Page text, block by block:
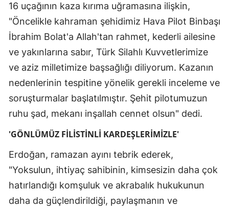
16 uçağının kaza kırıma uğramasına ilişkin,
"Öncelikle kahraman şehidimiz Hava Pilot Binbaşı
İbrahim Bolat'a Allah'tan rahmet, kederli ailesine
ve yakınlarına sabır, Türk Silahlı Kuvvetlerimize
ve aziz milletimize başsağlığı diliyorum. Kazanın
nedenlerinin tespitine yönelik gerekli inceleme ve
soruşturmalar başlatılmıştır. Şehit pilotumuzun
ruhu şad, mekanı inşallah cennet olsun" dedi.
'GÖNLÜMÜZ FİLİSTİNLİ KARDEŞLERİMİZLE'
Erdoğan, ramazan ayını tebrik ederek,
"Yoksulun, ihtiyaç sahibinin, kimsesizin daha çok
hatırlandığı komşuluk ve akrabalık hukukunun
daha da güçlendirildiği, paylaşmanın ve